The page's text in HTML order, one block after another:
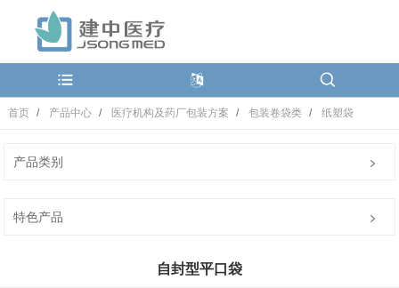
首页 产品中心 医疗机构及药厂包装方案 包装卷袋类 纸塑袋
产品类别
特色产品
自封型平口袋